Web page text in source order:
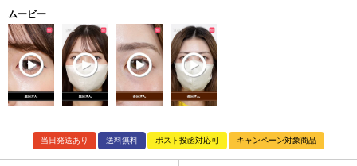
ムービー
当日発送あり 送料無料 ポスト投函対応可 キャンペーン対象商品